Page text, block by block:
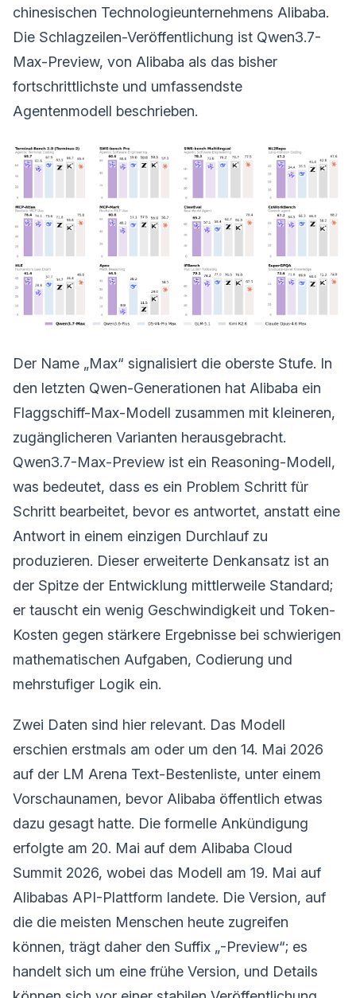
chinesischen Technologieunternehmens Alibaba.
Die Schlagzeilen-Veröffentlichung ist Qwen3.7-
Max-Preview, von Alibaba als das bisher
fortschrittlichste und umfassendste
Agentenmodell beschrieben.
Der Name „Max“ signalisiert die oberste Stufe. In
den letzten Qwen-Generationen hat Alibaba ein
Flaggschiff-Max-Modell zusammen mit kleineren,
zugänglicheren Varianten herausgebracht.
Qwen3.7-Max-Preview ist ein Reasoning-Modell,
was bedeutet, dass es ein Problem Schritt für
Schritt bearbeitet, bevor es antwortet, anstatt eine
Antwort in einem einzigen Durchlauf zu
produzieren. Dieser erweiterte Denkansatz ist an
der Spitze der Entwicklung mittlerweile Standard;
er tauscht ein wenig Geschwindigkeit und Token-
Kosten gegen stärkere Ergebnisse bei schwierigen
mathematischen Aufgaben, Codierung und
mehrstufiger Logik ein.
Zwei Daten sind hier relevant. Das Modell
erschien erstmals am oder um den 14. Mai 2026
auf der LM Arena Text-Bestenliste, unter einem
Vorschaunamen, bevor Alibaba öffentlich etwas
dazu gesagt hatte. Die formelle Ankündigung
erfolgte am 20. Mai auf dem Alibaba Cloud
Summit 2026, wobei das Modell am 19. Mai auf
Alibabas API-Plattform landete. Die Version, auf
die die meisten Menschen heute zugreifen
können, trägt daher den Suffix „-Preview“; es
handelt sich um eine frühe Version, und Details